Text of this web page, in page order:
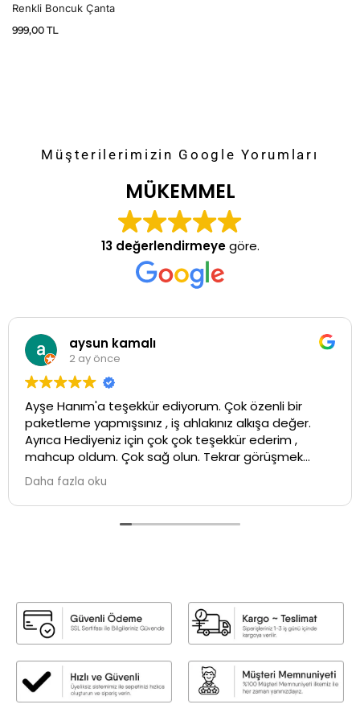
Renkli Boncuk Çanta
999,00 TL
Müşterilerimizin Google Yorumları
MÜKEMMEL
13 değerlendirmeyegöre.
aysun kamalı
2 ay önce
Ayşe Hanım'a teşekkür ediyorum. Çok özenli bir
paketleme yapmışsınız , iş ahlakınız alkışa değer.
Ayrıca Hediyeniz için çok çok teşekkür ederim ,
mahcup oldum. Çok sağ olun. Tekrar görüşmek
üzere ...İyi çalışmalar💕
Daha fazla oku